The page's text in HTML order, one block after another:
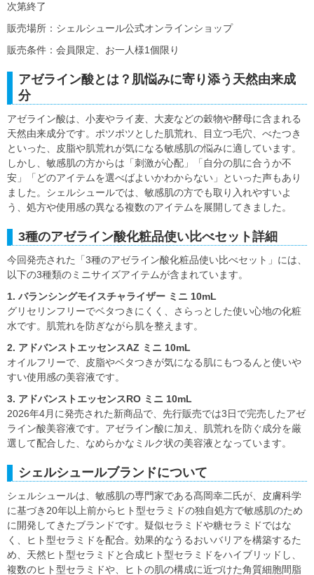
次第終了
販売場所：シェルシュール公式オンラインショップ
販売条件：会員限定、お一人様1個限り
アゼライン酸とは？肌悩みに寄り添う天然由来成
分
アゼライン酸は、小麦やライ麦、大麦などの穀物や酵母に含まれる
天然由来成分です。ポツポツとした肌荒れ、目立つ毛穴、べたつき
といった、皮脂や肌荒れが気になる敏感肌の悩みに適しています。
しかし、敏感肌の方からは「刺激が心配」「自分の肌に合うか不
安」「どのアイテムを選べばよいかわからない」といった声もあり
ました。シェルシュールでは、敏感肌の方でも取り入れやすいよ
う、処方や使用感の異なる複数のアイテムを展開してきました。
3種のアゼライン酸化粧品使い比べセット詳細
今回発売された「3種のアゼライン酸化粧品使い比べセット」には、
以下の3種類のミニサイズアイテムが含まれています。
1. バランシングモイスチャライザー ミニ 10mL
グリセリンフリーでベタつきにくく、さらっとした使い心地の化粧
水です。肌荒れを防ぎながら肌を整えます。
2. アドバンストエッセンスAZ ミニ 10mL
オイルフリーで、皮脂やベタつきが気になる肌にもつるんと使いや
すい使用感の美容液です。
3. アドバンストエッセンスRO ミニ 10mL
2026年4月に発売された新商品で、先行販売では3日で完売したアゼ
ライン酸美容液です。アゼライン酸に加え、肌荒れを防ぐ成分を厳
選して配合した、なめらかなミルク状の美容液となっています。
シェルシュールブランドについて
シェルシュールは、敏感肌の専門家である髙岡幸二氏が、皮膚科学
に基づき20年以上前からヒト型セラミドの独自処方で敏感肌のため
に開発してきたブランドです。疑似セラミドや糖セラミドではな
く、ヒト型セラミドを配合。効果的なうるおいバリアを構築するた
め、天然ヒト型セラミドと合成ヒト型セラミドをハイブリッドし、
複数のヒト型セラミドや、ヒトの肌の構成に近づけた角質細胞間脂